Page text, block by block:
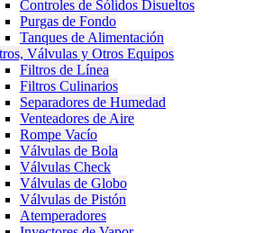
Controles de Sólidos Disueltos
Purgas de Fondo
Tanques de Alimentación
Válvulas y Otros Equipos
Filtros de Línea
Filtros Culinarios
Separadores de Humedad
Venteadores de Aire
Rompe Vacío
Válvulas de Bola
Válvulas Check
Válvulas de Globo
Válvulas de Pistón
Atemperadores